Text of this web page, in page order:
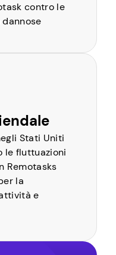
contro le
Stati Uniti
le fluttuazioni
Remotasks
la
e